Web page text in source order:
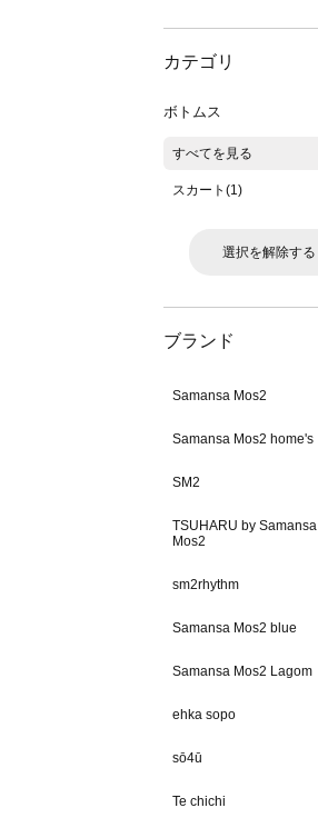
カテゴリ
ボトムス
すべてを見る
スカート(1)
選択を解除する
ブランド
Samansa Mos2
Samansa Mos2 home's
SM2
TSUHARU by Samansa
Mos2
sm2rhythm
Samansa Mos2 blue
Samansa Mos2 Lagom
ehka sopo
sō4ū
Te chichi